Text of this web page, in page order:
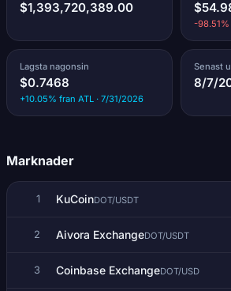
$1,393,720,389.00
-98.51%
Lagsta nagonsin
$0.7468
+10.05% fran ATL · 7/31/2026
Senast
8/7/
Marknader
1 KuCoinDOT/USDT
2 Aivora ExchangeDOT/USDT
3 Coinbase ExchangeDOT/USD